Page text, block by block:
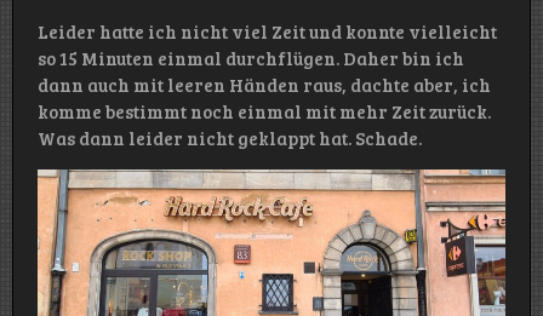
Leider hatte ich nicht viel Zeit und konnte vielleicht
so 15 Minuten einmal durchflügen. Daher bin ich
dann auch mit leeren Händen raus, dachte aber, ich
komme bestimmt noch einmal mit mehr Zeit zurück.
Was dann leider nicht geklappt hat. Schade.